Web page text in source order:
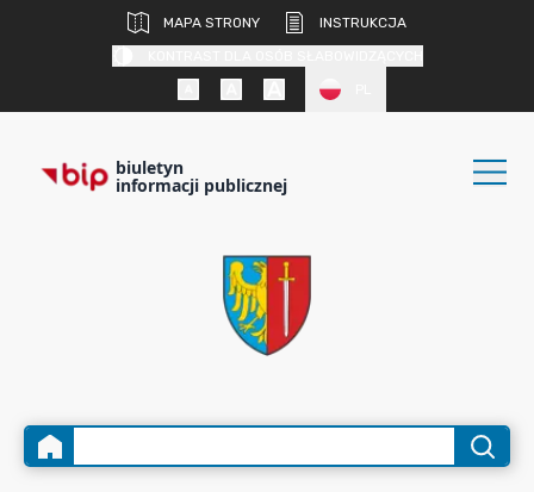
MAPA STRONY
INSTRUKCJA
biuletyn
informacji publicznej